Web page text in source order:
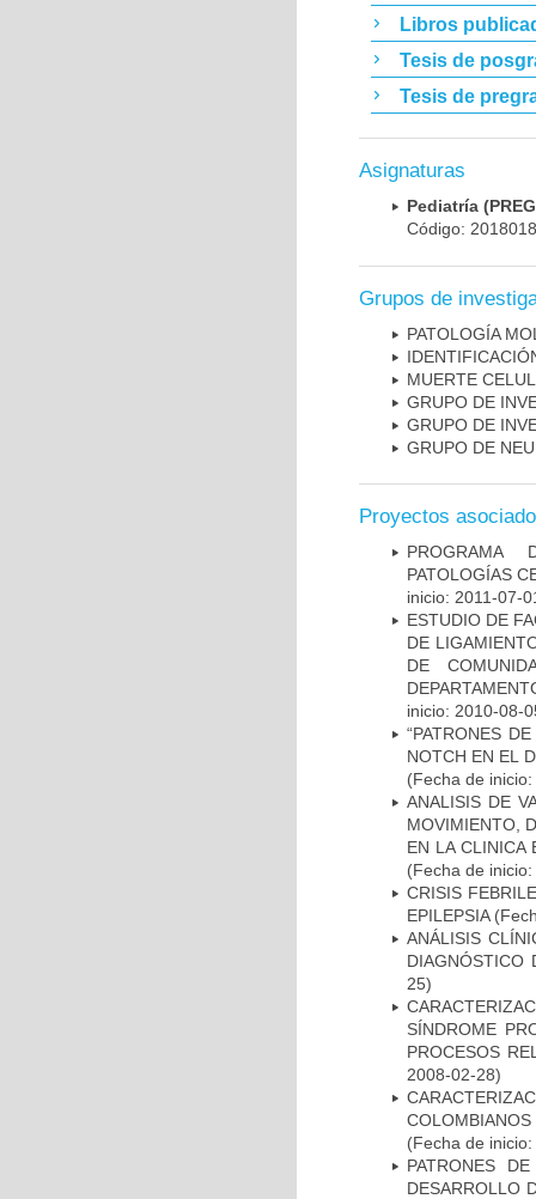
Libros
Tesis de
Tesis de
Asignaturas
Pediatría
Código:
Grupos de
PATOLOGÍA
MUERTE
GRUPO DE
GRUPO DE
GRUPO DE
Proyectos
PROGRAMA
PATOLOGÍAS
inicio: 2011-07-
ESTUDIO DE
DE
DE
inicio: 2010-08-
“PATRONES
NOTCH EN EL
(Fecha de
ANALISIS DE
MOVIMIENTO,
EN LA CLINICA
(Fecha de
CRISIS
EPILEPSIA
ANÁLISIS
DIAGNÓSTICO
25)
SÍNDROME
PROCESOS
2008-02-28)
(Fecha de
PATRONES
DESARROLLO